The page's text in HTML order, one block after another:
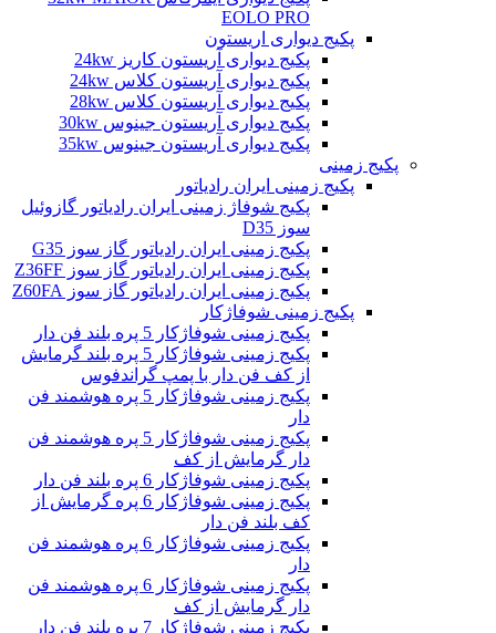
EOLO PRO
پکیج دیواری اریستون
پکیج دیواری آریستون کاریز 24kw
پکیج دیواری آریستون کلاس 24kw
پکیج دیواری آریستون کلاس 28kw
پکیج دیواری آریستون جینوس 30kw
پکیج دیواری آریستون جینوس 35kw
پکیج زمینی
پکیج زمینی ایران رادیاتور
پکیج شوفاژ زمینی ایران رادیاتور گازوئیل
سوز D35
پکیج زمینی ایران رادیاتور گاز سوز G35
پکیج زمینی ایران رادیاتور گاز سوز Z36FF
پکیج زمینی ایران رادیاتور گاز سوز Z60FA
پکیج زمینی شوفاژکار
پکیج زمینی شوفاژکار 5 پره بلند فن دار
پکیج زمینی شوفاژکار 5 پره بلند گرمایش
از کف فن دار با پمپ گراندفوس
پکیج زمینی شوفاژکار 5 پره هوشمند فن
دار
پکیج زمینی شوفاژکار 5 پره هوشمند فن
دار گرمایش از کف
پکیج زمینی شوفاژکار 6 پره بلند فن دار
پکیج زمینی شوفاژکار 6 پره گرمایش از
کف بلند فن دار
پکیج زمینی شوفاژکار 6 پره هوشمند فن
دار
پکیج زمینی شوفاژکار 6 پره هوشمند فن
دار گرمایش از کف
پکیج زمینی شوفاژکار 7 پره بلند فن دار